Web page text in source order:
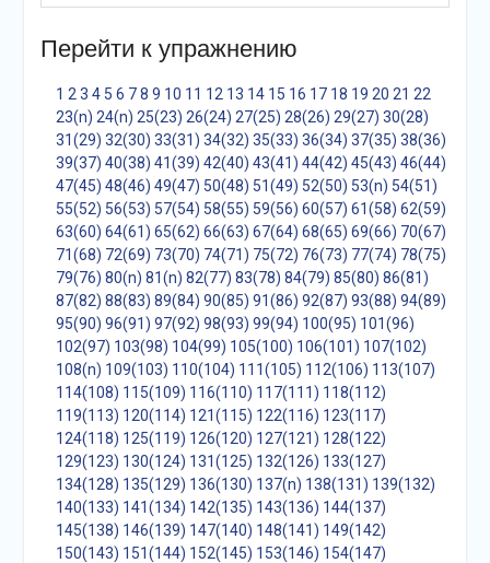
Перейти к упражнению
1 2 3 4 5 6 7 8 9 10 11 12 13 14 15 16 17 18 19 20 21 22
23(n) 24(n) 25(23) 26(24) 27(25) 28(26) 29(27) 30(28)
31(29) 32(30) 33(31) 34(32) 35(33) 36(34) 37(35) 38(36)
39(37) 40(38) 41(39) 42(40) 43(41) 44(42) 45(43) 46(44)
47(45) 48(46) 49(47) 50(48) 51(49) 52(50) 53(n) 54(51)
55(52) 56(53) 57(54) 58(55) 59(56) 60(57) 61(58) 62(59)
63(60) 64(61) 65(62) 66(63) 67(64) 68(65) 69(66) 70(67)
71(68) 72(69) 73(70) 74(71) 75(72) 76(73) 77(74) 78(75)
79(76) 80(n) 81(n) 82(77) 83(78) 84(79) 85(80) 86(81)
87(82) 88(83) 89(84) 90(85) 91(86) 92(87) 93(88) 94(89)
95(90) 96(91) 97(92) 98(93) 99(94) 100(95) 101(96)
102(97) 103(98) 104(99) 105(100) 106(101) 107(102)
108(n) 109(103) 110(104) 111(105) 112(106) 113(107)
114(108) 115(109) 116(110) 117(111) 118(112)
119(113) 120(114) 121(115) 122(116) 123(117)
124(118) 125(119) 126(120) 127(121) 128(122)
129(123) 130(124) 131(125) 132(126) 133(127)
134(128) 135(129) 136(130) 137(n) 138(131) 139(132)
140(133) 141(134) 142(135) 143(136) 144(137)
145(138) 146(139) 147(140) 148(141) 149(142)
150(143) 151(144) 152(145) 153(146) 154(147)